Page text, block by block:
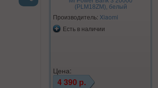
(PLM18ZM), белый
Производитель: Xiaomi
Есть в наличии
Цена:
4 390 р.